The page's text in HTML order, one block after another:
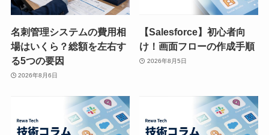
名刺管理システムの費用相
場はいくら？総額を左右す
る5つの要因
2026年8月6日
【Salesforce】初心者向
け！画面フローの作成手順
2026年8月5日